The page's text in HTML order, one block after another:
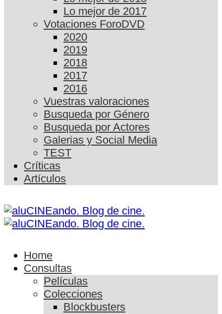
Lo mejor de 2017
Votaciones ForoDVD
2020
2019
2018
2017
2016
Vuestras valoraciones
Busqueda por Género
Busqueda por Actores
Galerias y Social Media
TEST
Críticas
Artículos
Home
Consultas
Películas
Colecciones
Blockbusters